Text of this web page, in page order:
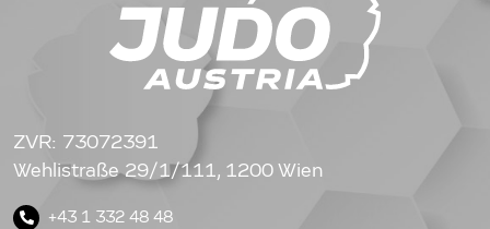
ZVR: 73072391
Wehlistraße 29/1/111, 1200 Wien
+43 1 332 48 48